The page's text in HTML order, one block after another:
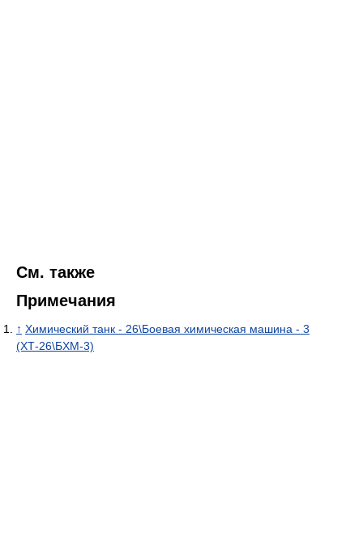
См. также
Примечания
↑ Химический танк - 26\Боевая химическая машина - 3
(ХТ-26\БХМ-3)